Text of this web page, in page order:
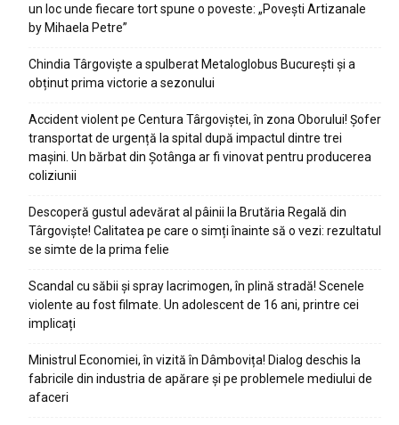
un loc unde fiecare tort spune o poveste: „Povești Artizanale
by Mihaela Petre”
Chindia Târgoviște a spulberat Metaloglobus București și a
obținut prima victorie a sezonului
Accident violent pe Centura Târgoviștei, în zona Oborului! Șofer
transportat de urgență la spital după impactul dintre trei
mașini. Un bărbat din Șotânga ar fi vinovat pentru producerea
coliziunii
Descoperă gustul adevărat al pâinii la Brutăria Regală din
Târgoviște! Calitatea pe care o simți înainte să o vezi: rezultatul
se simte de la prima felie
Scandal cu săbii și spray lacrimogen, în plină stradă! Scenele
violente au fost filmate. Un adolescent de 16 ani, printre cei
implicați
Ministrul Economiei, în vizită în Dâmbovița! Dialog deschis la
fabricile din industria de apărare și pe problemele mediului de
afaceri